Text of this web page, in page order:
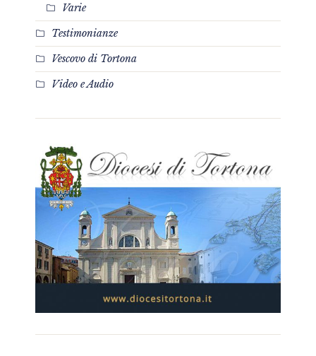
Varie
Testimonianze
Vescovo di Tortona
Video e Audio